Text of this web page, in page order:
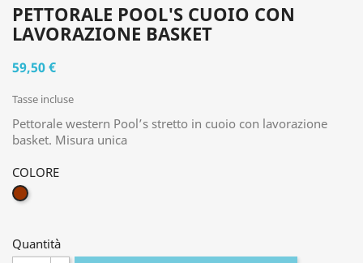
PETTORALE POOL'S CUOIO CON
LAVORAZIONE BASKET
59,50 €
Tasse incluse
Pettorale western Pool’s stretto in cuoio con lavorazione
basket. Misura unica
COLORE
MARRONE
Quantità